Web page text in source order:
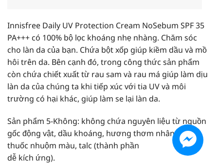
Innisfree Daily UV Protection Cream NoSebum SPF 35
PA+++ có 100% bộ lọc khoáng nhẹ nhàng. Chăm sóc
cho làn da của bạn. Chứa bột xốp giúp kiềm dầu và mồ
hôi trên da. Bên cạnh đó, trong công thức sản phẩm
còn chứa chiết xuất từ rau sam và rau má giúp làm dịu
làn da của chúng ta khi tiếp xúc với tia UV và môi
trường có hại khác, giúp làm se lại làn da.
Sản phẩm 5-Không: không chứa nguyên liệu từ nguồn
gốc động vật, dầu khoáng, hương thơm nhân tạo,
thuốc nhuộm màu, talc (thành phần
dễ kích ứng).